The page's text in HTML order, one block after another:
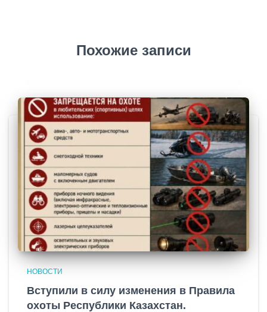
Похожие записи
НОВОСТИ
Вступили в силу изменения в Правила
охоты Республики Казахстан.